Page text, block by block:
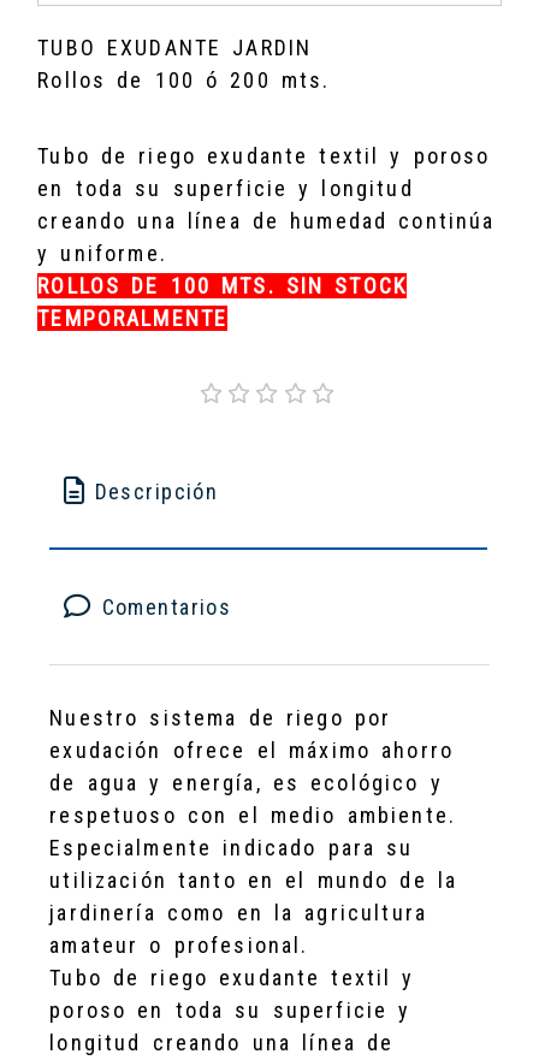
TUBO EXUDANTE JARDIN
Rollos de 100 ó 200 mts.
Tubo de riego exudante textil y poroso
en toda su superficie y longitud
creando una línea de humedad continúa
y uniforme.
ROLLOS DE 100 MTS. SIN STOCK
TEMPORALMENTE
Descripción
Comentarios
Nuestro sistema de riego por
exudación ofrece el máximo ahorro
de agua y energía, es ecológico y
respetuoso con el medio ambiente.
Especialmente indicado para su
utilización tanto en el mundo de la
jardinería como en la agricultura
amateur o profesional.
Tubo de riego exudante textil y
poroso en toda su superficie y
longitud creando una línea de